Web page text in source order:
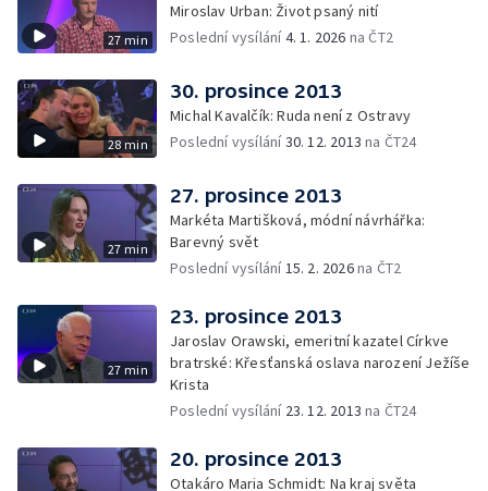
27 min
Miroslav Urban: Život psaný nití
Poslední vysílání4. 1. 2026 na ČT2
28 min
30. prosince 2013
Michal Kavalčík: Ruda není z Ostravy
Poslední vysílání30. 12. 2013 na ČT24
27 min
27. prosince 2013
Markéta Martišková, módní návrhářka:
Barevný svět
Poslední vysílání15. 2. 2026na ČT2
27 min
23. prosince 2013
Jaroslav Orawski, emeritní kazatel Církve
bratrské: Křesťanská oslava narození Ježíše
Krista
Poslední vysílání 23. 12. 2013 na ČT24
20. prosince 2013
Otakáro Maria Schmidt: Na kraj světa